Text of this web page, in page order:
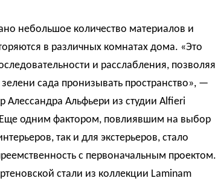
небольшое количество материалов и
в различных комнатах дома. «Это
и расслабления, позволяя
сада пронизывать пространство», —
Алессандра Альфьери из студии Alfieri
одним фактором, повлиявшим на выбор
так и для экстерьеров, стало
с первоначальным проектом.
стали из коллекции Laminam